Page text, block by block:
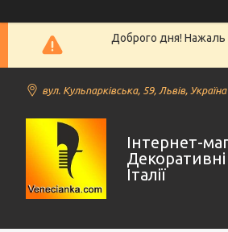
Доброго дня! Нажаль
вул. Кульпарківська, 59, Львів, Україна
Інтернет-
Італії